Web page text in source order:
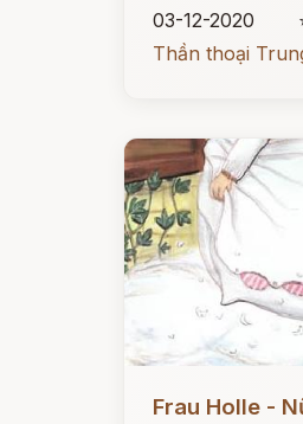
03-12-2020
Thần thoại
Frau Holle -